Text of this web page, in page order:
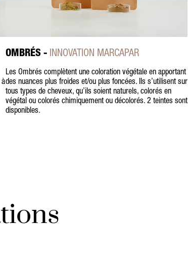
à
OMBRÉS - INNOVATION MARCAPAR
Les Ombrés complètent une coloration végétale en apportant
des nuances plus froides et/ou plus foncées. Ils s’utilisent sur
tous types de cheveux, qu’ils soient naturels, colorés en
végétal ou colorés chimiquement ou décolorés. 2 teintes sont
disponibles.